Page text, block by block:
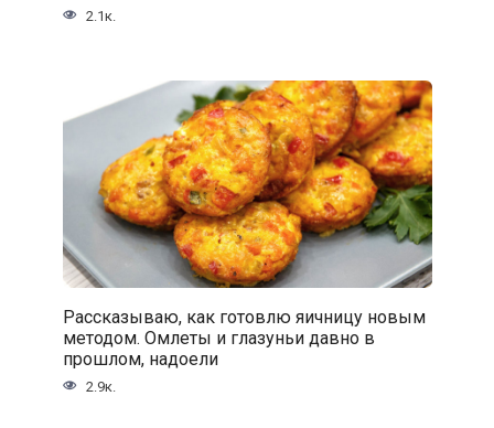
2.1к.
Рассказываю, как готовлю яичницу новым
методом. Омлеты и глазуньи давно в
прошлом, надоели
2.9к.